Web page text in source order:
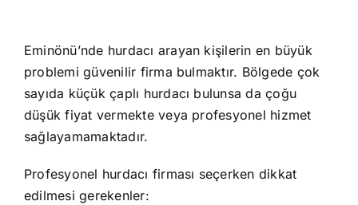
Eminönü’nde hurdacı arayan kişilerin en büyük
problemi güvenilir firma bulmaktır. Bölgede çok
sayıda küçük çaplı hurdacı bulunsa da çoğu
düşük fiyat vermekte veya profesyonel hizmet
sağlayamamaktadır.
Profesyonel hurdacı firması seçerken dikkat
edilmesi gerekenler: